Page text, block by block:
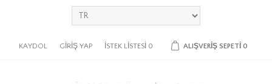
KAYDOL GIRIŞ YAP İSTEK LISTESI 0 ALIŞVERIŞ SEPETI 0